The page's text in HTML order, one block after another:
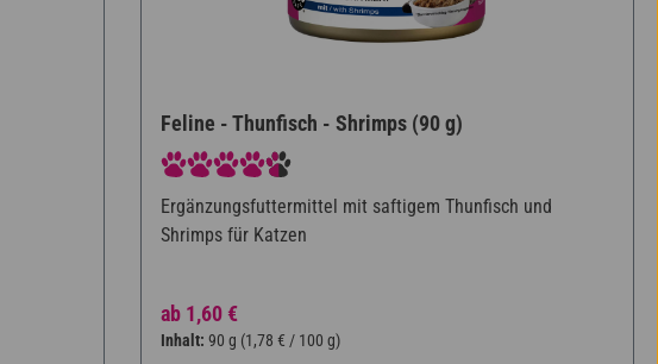
Feline - Thunfisch - Shrimps (90 g)
Durchschnittliche Bewertung von 4.5 von 5 Sternen
Ergänzungsfuttermittel mit saftigem Thunfisch und
Shrimps für Katzen
Regulärer Preis:
ab 1,60 €
Inhalt:90 g (1,78 € / 100 g)